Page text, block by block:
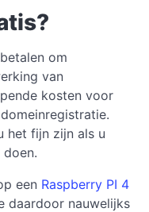
om
van
kosten voor
het fijn zijn als u
doen.
een Raspberry PI 4
daardoor nauwelijks